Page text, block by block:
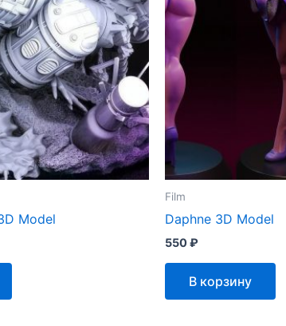
Model
Film
Daphne 3D Model
550₽
В корзину